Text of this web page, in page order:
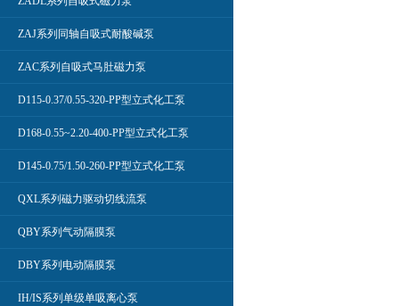
ZAJ系列同轴自吸式耐酸碱泵
ZAC系列自吸式马肚磁力泵
D115-0.37/0.55-320-PP型立式化工泵
D168-0.55~2.20-400-PP型立式化工泵
D145-0.75/1.50-260-PP型立式化工泵
QXL系列磁力驱动切线流泵
QBY系列气动隔膜泵
DBY系列电动隔膜泵
IH/IS系列单级单吸离心泵